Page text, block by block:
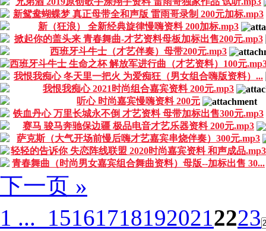
新鸳鸯蝴蝶梦 真正母带全和声版 雷雨哥录制 200元加标.mp3
新（狂浪） 全新经典旋律慢嗨资料 200加标.mp3
掀起你的盖头来 青春舞曲-才艺资料母板加标出售200元.mp3
西班牙斗牛士（才艺伴奏）母带200元.mp3
西班牙斗牛士 生命之杯 解放军进行曲（才艺资料）100元
我恨我痴心 冬天里一把火 为爱痴狂（男女组合嗨版资料）...
我恨我痴心 2021时尚组合嘉宾资料 200元.mp3
听心 时尚嘉宾慢嗨资料 200元
铁血丹心 万里长城永不倒 才艺资料 母带加标出售300元.mp3
赛马 骏马奔驰保边疆 极品电音才艺乐器资料 200元.mp3
萨克斯（大气开场前慢后嗨才艺嘉宾串烧伴奏）300元.mp3
轻轻的告诉你 失恋阵线联盟 2020时尚嘉宾资料 和声成品.mp3
青春舞曲（时尚男女嘉宾组合舞曲资料）母版--加标出售 30...
下一页 »
1 ... 15161718192021 2223